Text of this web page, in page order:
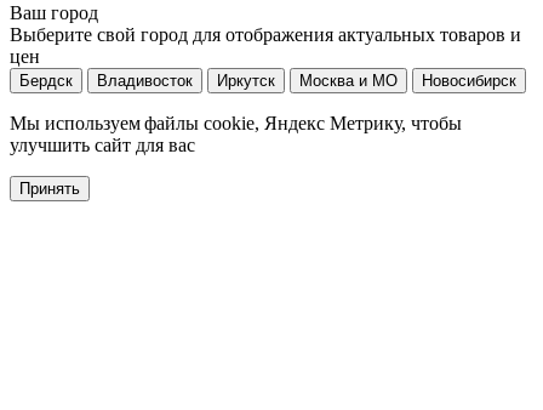
Ваш город
Выберите свой город для отображения актуальных товаров и
цен
Бердск Владивосток Иркутск Москва и МО Новосибирск
Мы используем файлы cookie, Яндекс Метрику, чтобы
улучшить сайт для вас
Принять